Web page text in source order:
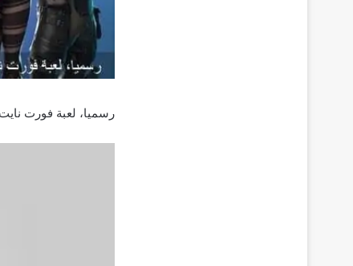
رسميا، لعبة فورت نايت Fortnite قادمة لجهاز نينتندو سويتش. يمكن تنزيلها الآن بشكل مجاني.